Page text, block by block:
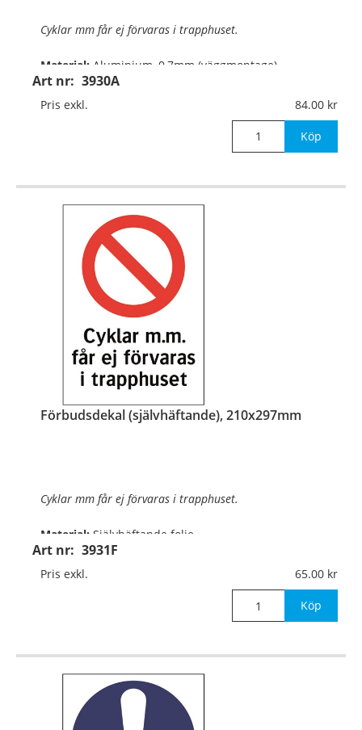
Art nr: 3930A
Cyklar mm får ej förvaras i trapphuset.
Material: Aluminium, 0,7mm (väggmontage)
Mått:210x297mm
Pris exkl. 84.00
Köp
Förbudsdekal (självhäftande), 210x297mm
Art nr: 3931F
Cyklar mm får ej förvaras i trapphuset.
Material: Självhäftande folie
Mått:210x297mm
Pris exkl. 65.00
Köp